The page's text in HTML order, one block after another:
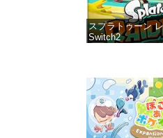
スプラトゥーン
Switch2